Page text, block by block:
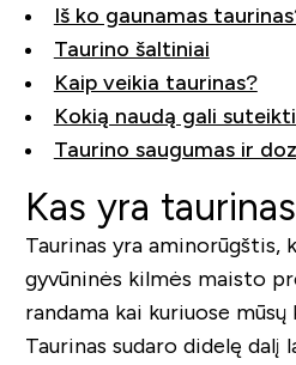
Iš ko gaunamas
Taurino šaltiniai
Kaip veikia taurinas?
Kokią naudą gali
Taurino saugumas ir
Kas yra
Taurinas yra aminorūgštis,
gyvūninės kilmės maisto
randama kai kuriuose mūsų
Taurinas sudaro didelę dalį